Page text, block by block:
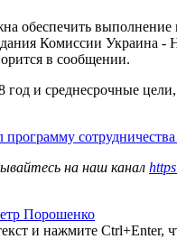
обеспечить выполнение
Комиссии Украина
в сообщении.
и среднесрочные
программу
на наш канал
Порошенко
и нажмите Ctrl+Enter,